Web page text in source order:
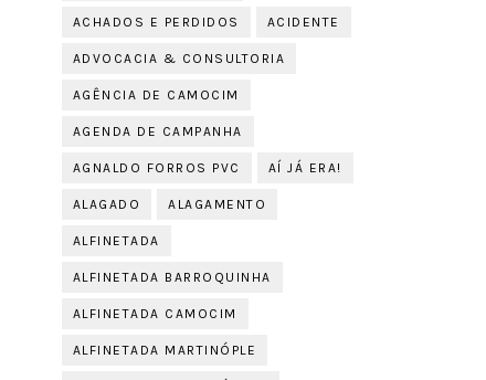
ACHADOS E PERDIDOS ACIDENTE
ADVOCACIA & CONSULTORIA
AGÊNCIA DE CAMOCIM
AGENDA DE CAMPANHA
AGNALDO FORROS PVC AÍ JÁ ERA!
ALAGADO ALAGAMENTO
ALFINETADA
ALFINETADA BARROQUINHA
ALFINETADA CAMOCIM
ALFINETADA MARTINÓPLE